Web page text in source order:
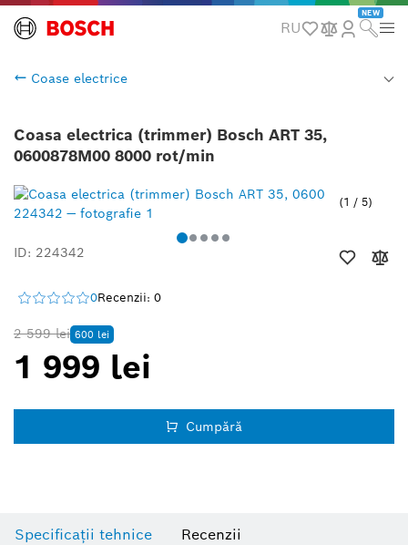
RU
NEW
Coase electrice
Coasa electrica (trimmer) Bosch ART 35,
0600878M00 8000 rot/min
1 / 5
ID: 224342
0Recenzii: 0
2 599 lei 600 lei
1 999 lei
Cumpără
Specificații tehnice Recenzii